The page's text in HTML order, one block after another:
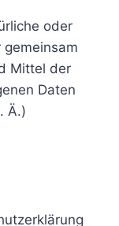
oder
Mittel der
Daten
Ä.)